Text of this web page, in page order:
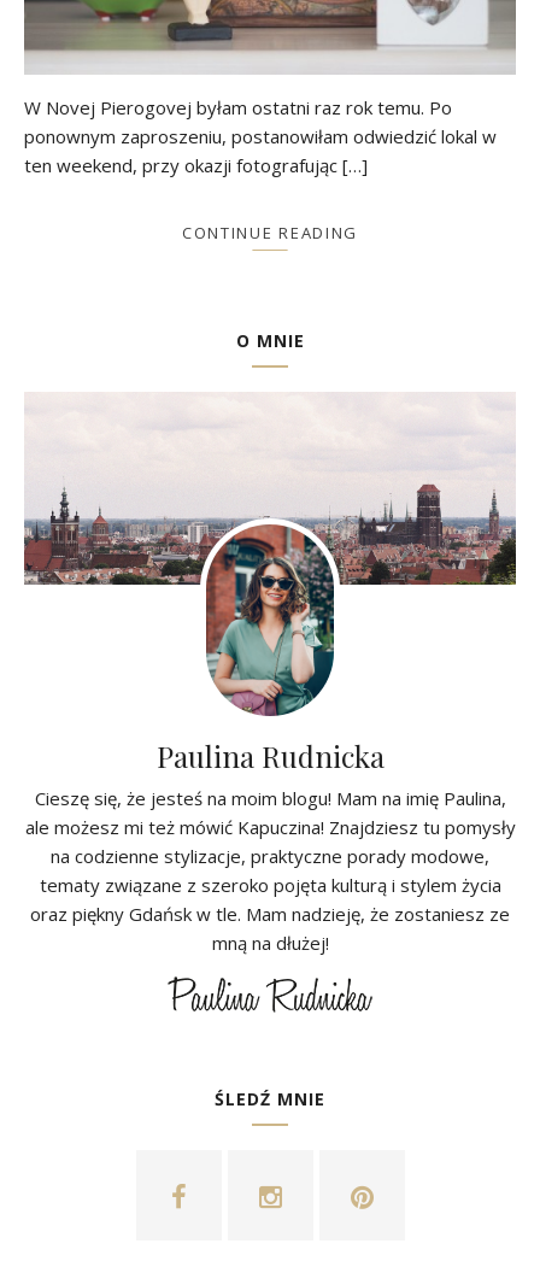
W Novej Pierogovej byłam ostatni raz rok temu. Po
ponownym zaproszeniu, postanowiłam odwiedzić lokal w
ten weekend, przy okazji fotografując […]
CONTINUE READING
O MNIE
Paulina Rudnicka
Cieszę się, że jesteś na moim blogu! Mam na imię Paulina,
ale możesz mi też mówić Kapuczina! Znajdziesz tu pomysły
na codzienne stylizacje, praktyczne porady modowe,
tematy związane z szeroko pojęta kulturą i stylem życia
oraz piękny Gdańsk w tle. Mam nadzieję, że zostaniesz ze
mną na dłużej!
ŚLEDŹ MNIE